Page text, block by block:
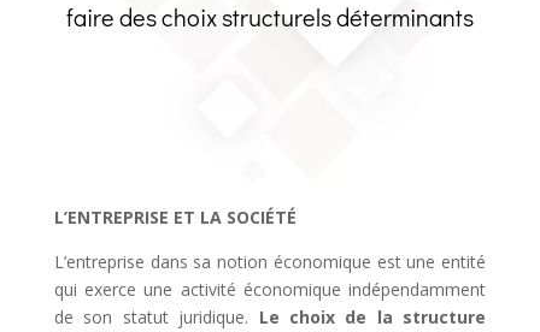
faire des choix structurels déterminants
L’ENTREPRISE ET LA SOCIÉTÉ
L’entreprise dans sa notion économique est une entité
qui exerce une activité économique indépendamment
de son statut juridique. Le choix de la structure